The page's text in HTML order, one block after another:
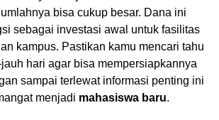
bisa cukup besar. Dana ini
sebagai investasi awal untuk fasilitas
kampus. Pastikan kamu mencari tahu
hari agar bisa mempersiapkannya
sampai terlewat informasi penting ini
menjadi mahasiswa baru.